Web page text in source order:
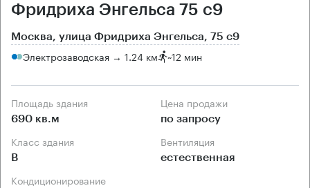
Фридриха Энгельса 75 с9
Москва, улица Фридриха Энгельса, 75 с9
Электрозаводская → 1.24 км ~12 мин
Площадь здания
690 кв.м
Цена продажи
по запросу
Класс здания
B
Вентиляция
естественная
Кондиционирование